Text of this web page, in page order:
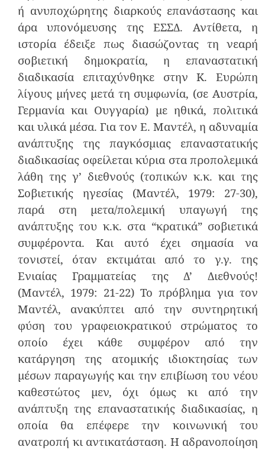
ή ανυποχώρητης διαρκούς επανάστασης και
άρα υπονόμευσης της ΕΣΣΔ. Αντίθετα, η
ιστορία έδειξε πως διασώζοντας τη νεαρή
σοβιετική δημοκρατία, η επαναστατική
διαδικασία επιταχύνθηκε στην Κ. Ευρώπη
λίγους μήνες μετά τη συμφωνία, (σε Αυστρία,
Γερμανία και Ουγγαρία) με ηθικά, πολιτικά
και υλικά μέσα. Για τον Ε. Μαντέλ, η αδυναμία
ανάπτυξης της παγκόσμιας επαναστατικής
διαδικασίας οφείλεται κύρια στα προπολεμικά
λάθη της γ’ διεθνούς (τοπικών κ.κ. και της
Σοβιετικής ηγεσίας (Μαντέλ, 1979: 27-30),
παρά στη μετα/πολεμική υπαγωγή της
ανάπτυξης του κ.κ. στα “κρατικά” σοβιετικά
συμφέροντα. Και αυτό έχει σημασία να
τονιστεί, όταν εκτιμάται από το γ.γ. της
Ενιαίας Γραμματείας της Δ’ Διεθνούς!
(Μαντέλ, 1979: 21-22) Το πρόβλημα για τον
Μαντέλ, ανακύπτει από την συντηρητική
φύση του γραφειοκρατικού στρώματος το
οποίο έχει κάθε συμφέρον από την
κατάργηση της ατομικής ιδιοκτησίας των
μέσων παραγωγής και την επιβίωση του νέου
καθεστώτος μεν, όχι όμως κι από την
ανάπτυξη της επαναστατικής διαδικασίας, η
οποία θα επέφερε την κοινωνική του
ανατροπή κι αντικατάσταση. Η αδρανοποίηση